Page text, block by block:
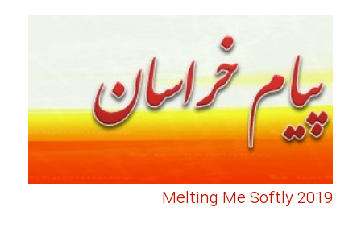
Melting Me Softly 2019